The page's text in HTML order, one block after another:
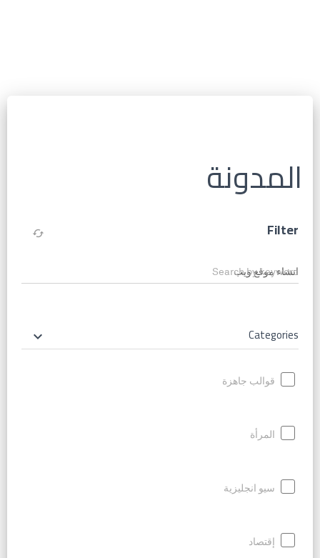
المدونة
Filter
cached
Search by keyword
Categories
keyboard_arrow_down
قوالب جاهزة
المرأة
سيو انجليزية
إقتصاد